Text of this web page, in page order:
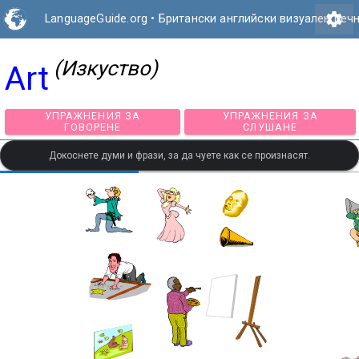
LanguageGuide.org • Британски английски визуаленsettings
Art (Изкуство)
УПРАЖНЕНИЯ ЗА
ГОВОРЕНЕ
УПРАЖНЕНИЯ
СЛУШАНЕ
Докоснете думи и фрази, за да чуете как се произнасят.